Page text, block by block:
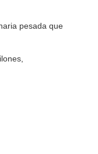
pesada que